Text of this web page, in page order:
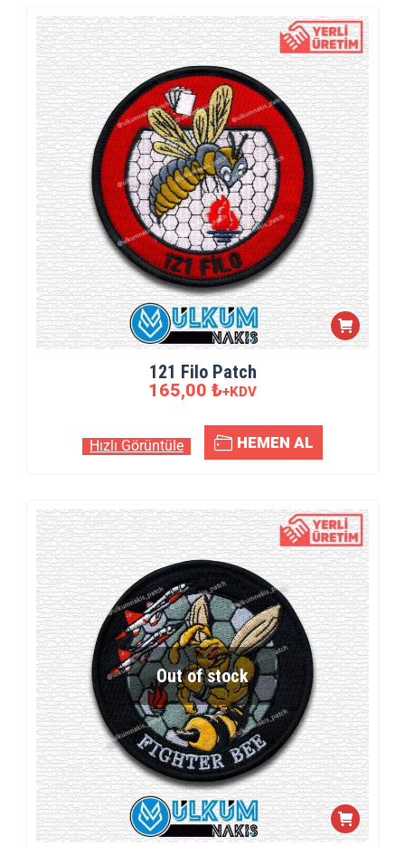
121 Filo Patch
165,00 ₺+KDV
Hızlı Görüntüle HEMEN AL
Out of stock